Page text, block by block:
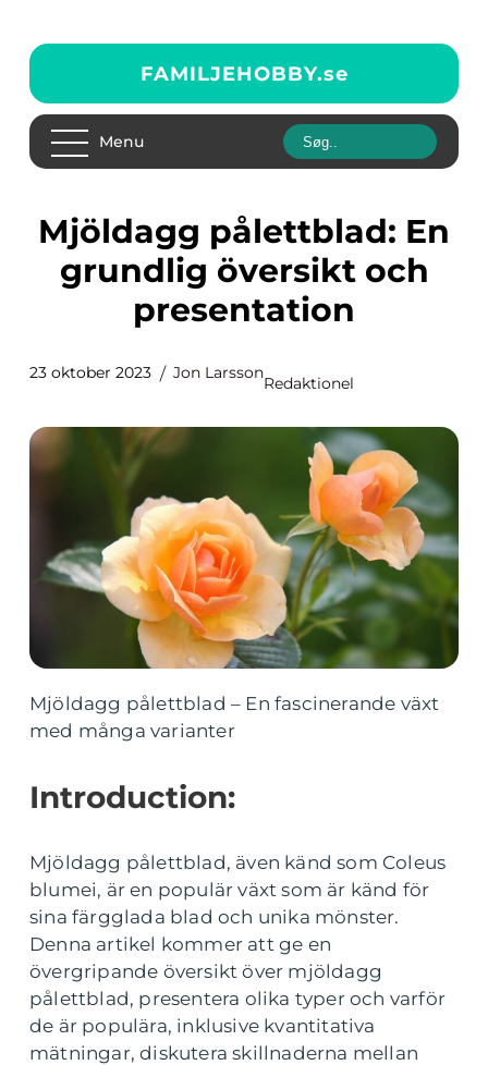
FAMILJEHOBBY.se
Menu
Mjöldagg pålettblad: En
grundlig översikt och
presentation
23 oktober 2023 Jon Larsson
Redaktionel
Mjöldagg pålettblad – En fascinerande växt
med många varianter
Introduction:
Mjöldagg pålettblad, även känd som Coleus
blumei, är en populär växt som är känd för
sina färgglada blad och unika mönster.
Denna artikel kommer att ge en
övergripande översikt över mjöldagg
pålettblad, presentera olika typer och varför
de är populära, inklusive kvantitativa
mätningar, diskutera skillnaderna mellan